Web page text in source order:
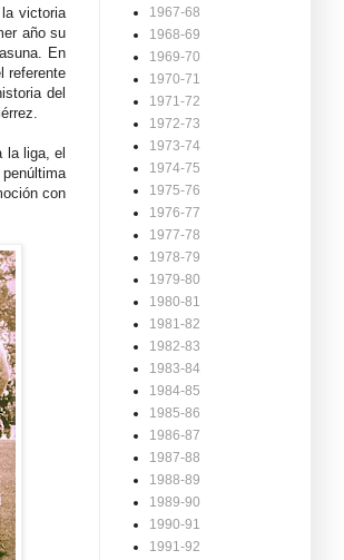
victoria
año su
En
referente
del
la liga, el
con
1967-68
1968-69
1969-70
1970-71
1971-72
1972-73
1973-74
1974-75
1975-76
1976-77
1977-78
1978-79
1979-80
1980-81
1981-82
1982-83
1983-84
1984-85
1985-86
1986-87
1987-88
1988-89
1989-90
1990-91
1991-92